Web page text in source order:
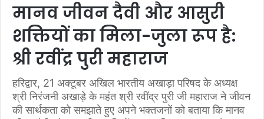
मानव जीवन दैवी और आसुरी
शक्तियों का मिला-जुला रूप है:
श्री रवींद्र पुरी महाराज
हरिद्वार, 21 अक्टूबर अखिल भारतीय अखाड़ा परिषद के अध्यक्ष
श्री निरंजनी अखाड़े के महंत श्री रवींद्र पुरी जी महाराज ने जीवन
की सार्थकता को समझाते हुए अपने भक्तजनों को बताया कि मानव